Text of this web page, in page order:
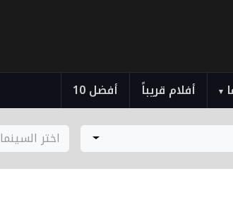
▾ أفلام قريباً أفضل 10
اختر السينما